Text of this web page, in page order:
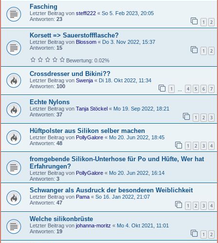
Fasching
Letzter Beitrag von steffi222 « So 5. Feb 2023, 20:05
Antworten: 23 1 2
Korsett => Sauerstoffflasche?
Letzter Beitrag von Blossom « Do 3. Nov 2022, 15:37
Antworten: 15 1 2
Bewertung: 0.02%
Crossdresser und Bikini??
Letzter Beitrag von Swenja « Di 18. Okt 2022, 11:34
Antworten: 100 1 4 5 6 7
Echte Nylons
Letzter Beitrag von Tanja Stöckel « Mo 19. Sep 2022, 18:21
Antworten: 37 1 2 3
Hüftpolster aus Silikon selber machen
Letzter Beitrag von PollyGalore « Mo 20. Jun 2022, 18:45
Antworten: 48 1 2 3 4
fromgebende Silikon-Unterhose für Po und Hüfte, Wer hat
Erfahrungen?
Letzter Beitrag von PollyGalore « Mo 20. Jun 2022, 16:14
Antworten: 3
Schwanger als Ausdruck der besonderen Weiblichkeit
Letzter Beitrag von Pama « So 16. Jan 2022, 21:07
Antworten: 47 1 2 3 4
Welche silikonbrüste
Letzter Beitrag von johanna-moritz « Mo 4. Okt 2021, 11:01
Antworten: 19 1 2